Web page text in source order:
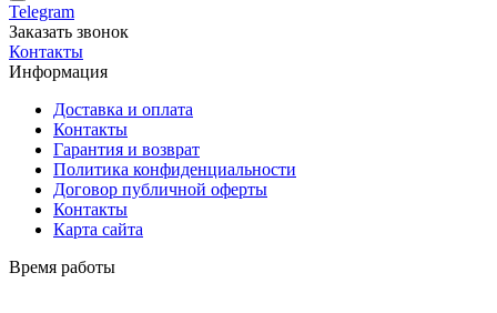
Telegram
Заказать звонок
Контакты
Информация
Доставка и оплата
Контакты
Гарантия и возврат
Политика конфиденциальности
Договор публичной оферты
Контакты
Карта сайта
Время работы